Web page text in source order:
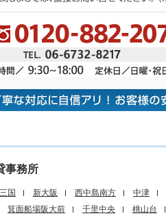
事務所
国 新大阪 西中島南方 中津
箕面船場阪大前 千里中央 桃山台